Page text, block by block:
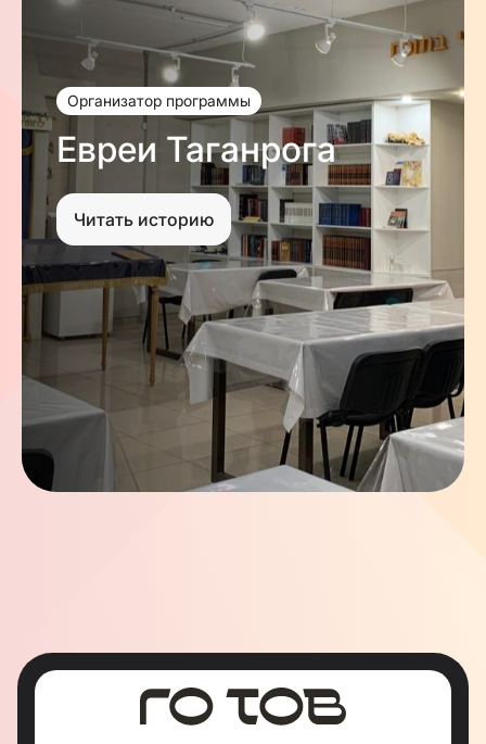
Организатор программы
Евреи Таганрога
Читать историю